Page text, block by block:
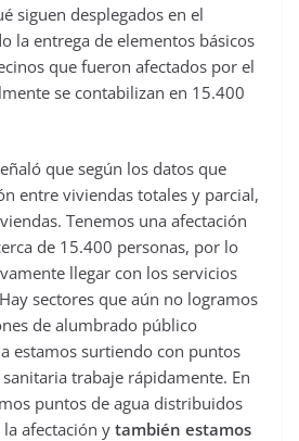
siguen desplegados en el
la entrega de elementos básicos
que fueron afectados por el
se contabilizan en 15.400
que según los datos que
entre viviendas totales y parcial,
Tenemos una afectación
de 15.400 personas, por lo
llegar con los servicios
sectores que aún no logramos
de alumbrado público
estamos surtiendo con puntos
trabaje rápidamente. En
puntos de agua distribuidos
afectación y también estamos